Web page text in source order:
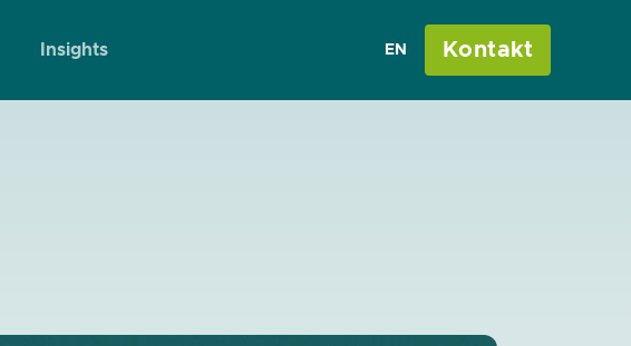
Insights EN Kontakt